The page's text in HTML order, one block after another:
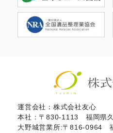
運営会社：株式会社友心
本社：〒830-1113 福岡県
大野城営業所:〒816-0964